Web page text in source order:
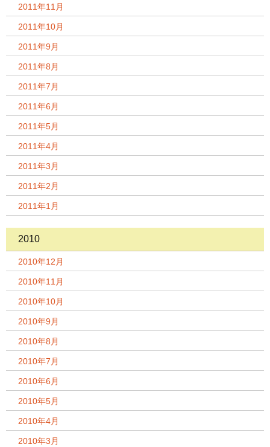
2011年11月
2011年10月
2011年9月
2011年8月
2011年7月
2011年6月
2011年5月
2011年4月
2011年3月
2011年2月
2011年1月
2010
2010年12月
2010年11月
2010年10月
2010年9月
2010年8月
2010年7月
2010年6月
2010年5月
2010年4月
2010年3月